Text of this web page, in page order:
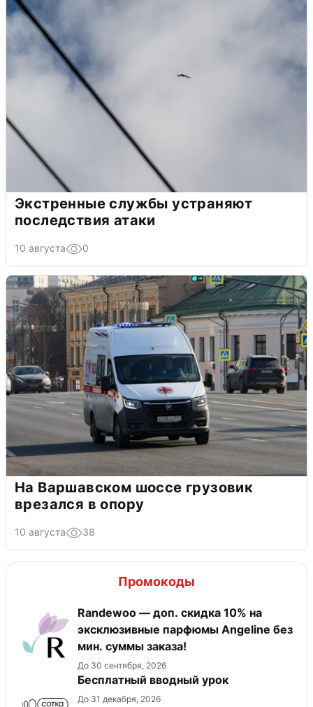
Экстренные службы устраняют
последствия атаки
10 августа 0
На Варшавском шоссе грузовик
врезался в опору
10 августа 38
Промокоды
Randewoo — доп. скидка 10% на
эксклюзивные парфюмы Angeline без
мин. суммы заказа!
До 30 сентября, 2026
Бесплатный вводный урок
До 31 декабря, 2026